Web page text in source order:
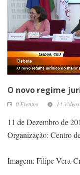
O novo regime
0 Eventos 14 Vídeos
11 de Dezembro de
Organização: Centro
Imagem: Filipe Vera-